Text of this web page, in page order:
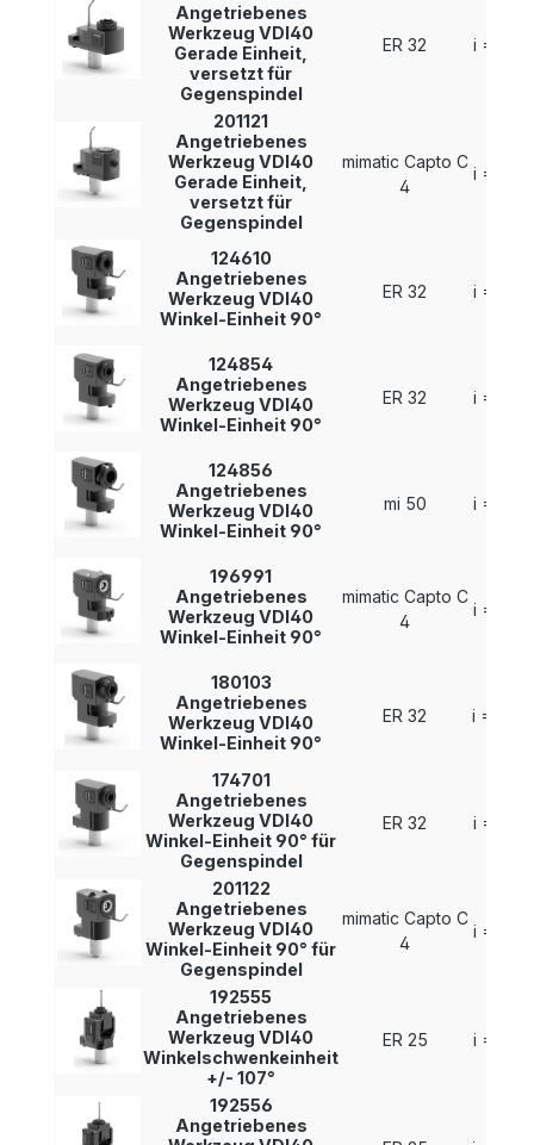
Angetriebenes
Werkzeug VDI40
Gerade Einheit,
versetzt für
Gegenspindel
ER 32 i = 1 : 1
201121
Angetriebenes
Werkzeug VDI40
Gerade Einheit,
versetzt für
Gegenspindel
mimatic Capto C
4
i = 1 : 1
124610
Angetriebenes
Werkzeug VDI40
Winkel-Einheit 90°
ER 32 i = 1 : 1
124854
Angetriebenes
Werkzeug VDI40
Winkel-Einheit 90°
ER 32 i = 1 : 1
124856
Angetriebenes
Werkzeug VDI40
Winkel-Einheit 90°
mi 50 i = 1 : 1
196991
Angetriebenes
Werkzeug VDI40
Winkel-Einheit 90°
mimatic Capto C
4
i = 1 : 1
180103
Angetriebenes
Werkzeug VDI40
Winkel-Einheit 90°
ER 32 i = 1 : 2
174701
Angetriebenes
Werkzeug VDI40
Winkel-Einheit 90° für
Gegenspindel
ER 32 i = 1 : 1
201122
Angetriebenes
Werkzeug VDI40
Winkel-Einheit 90° für
Gegenspindel
mimatic Capto C
4
i = 1 : 1
192555
Angetriebenes
Werkzeug VDI40
Winkelschwenkeinheit
+/- 107°
ER 25 i = 1 : 1
192556
Angetriebenes